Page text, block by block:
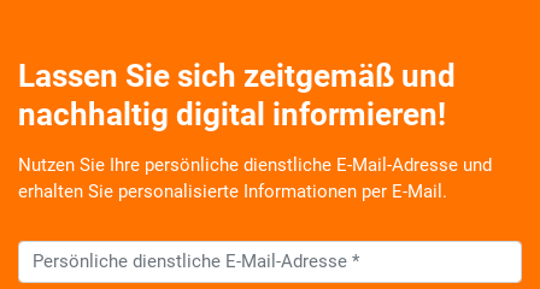
Lassen Sie sich zeitgemäß und
nachhaltig digital informieren!
Nutzen Sie Ihre persönliche dienstliche E-Mail-Adresse und
erhalten Sie personalisierte Informationen per E-Mail.